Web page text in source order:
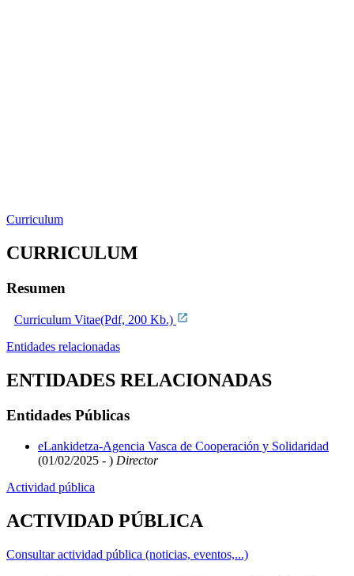
Curriculum
CURRICULUM
Resumen
Curriculum Vitae(Pdf, 200 Kb.)
Entidades relacionadas
ENTIDADES RELACIONADAS
Entidades Públicas
eLankidetza-Agencia Vasca de Cooperación y Solidaridad
(01/02/2025 - ) Director
Actividad pública
ACTIVIDAD PÚBLICA
Consultar actividad pública (noticias, eventos,...)